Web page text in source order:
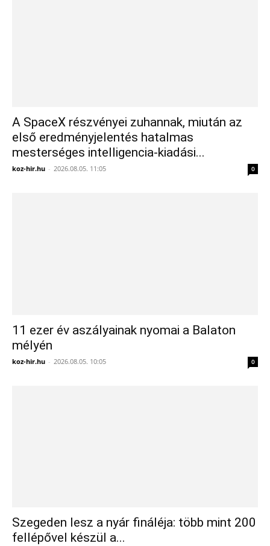
A SpaceX részvényei zuhannak, miután az
első eredményjelentés hatalmas
mesterséges intelligencia-kiadási...
koz-hir.hu - 2026.08.05. 11:05 0
11 ezer év aszályainak nyomai a Balaton
mélyén
koz-hir.hu - 2026.08.05. 10:05 0
Szegeden lesz a nyár fináléja: több mint 200
fellépővel készül a...